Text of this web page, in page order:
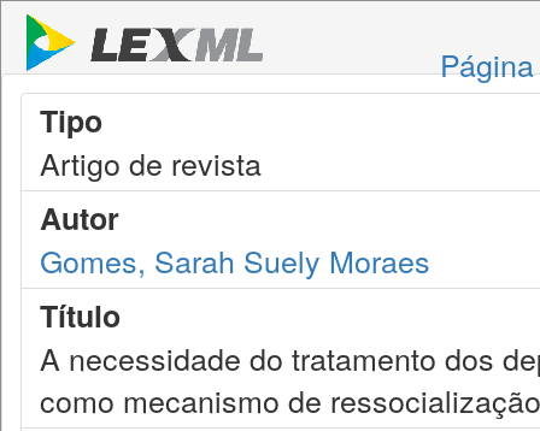
Tipo
Artigo de revista
Autor
Gomes, Sarah Suely Moraes
Título
A necessidade do tratamento dos
como mecanismo de ressocialização